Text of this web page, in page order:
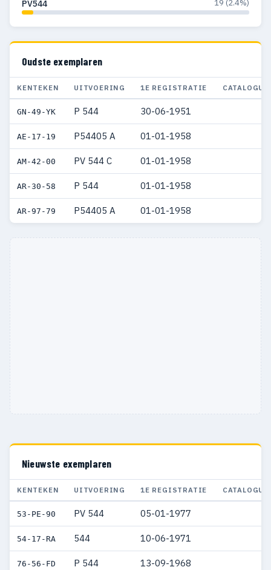
PV544 19 (2.4%)
Oudste exemplaren
KENTEKEN UITVOERING 1E REGISTRATIE
GN-49-YK P 544 30-06-1951
AE-17-19 P54405 A 01-01-1958
AM-42-00 PV 544 C 01-01-1958
AR-30-58 P 544 01-01-1958
AR-97-79 P54405 A 01-01-1958
Nieuwste exemplaren
KENTEKEN UITVOERING 1E REGISTRATIE
53-PE-90 PV 544 05-01-1977
54-17-RA 544 10-06-1971
76-56-FD P 544 13-09-1968